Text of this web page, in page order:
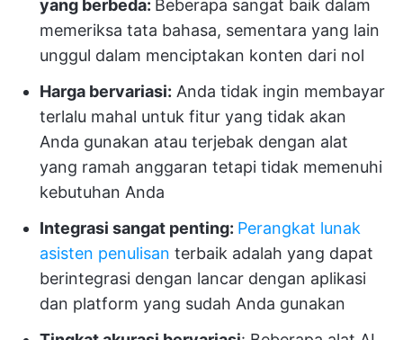
yang berbeda: Beberapa sangat baik dalam
memeriksa tata bahasa, sementara yang lain
unggul dalam menciptakan konten dari nol
Harga bervariasi: Anda tidak ingin membayar
terlalu mahal untuk fitur yang tidak akan
Anda gunakan atau terjebak dengan alat
yang ramah anggaran tetapi tidak memenuhi
kebutuhan Anda
Integrasi sangat penting: Perangkat lunak
asisten penulisan terbaik adalah yang dapat
berintegrasi dengan lancar dengan aplikasi
dan platform yang sudah Anda gunakan